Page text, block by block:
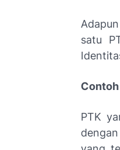
satu
PTK